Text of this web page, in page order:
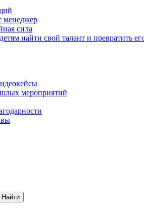
менеджер
сила
найти свой талант и превратить
мероприятий